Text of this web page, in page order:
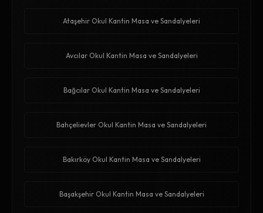
Ataşehir Okul Kantin Masa ve Sandalyeleri
Avcılar Okul Kantin Masa ve Sandalyeleri
Bağcılar Okul Kantin Masa ve Sandalyeleri
Bahçelievler Okul Kantin Masa ve Sandalyeleri
Bakırköy Okul Kantin Masa ve Sandalyeleri
Başakşehir Okul Kantin Masa ve Sandalyeleri